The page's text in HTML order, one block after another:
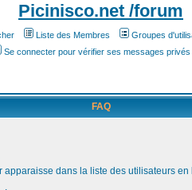
Picinisco.net /forum
Liste des Membres Groupes
Se connecter pour vérifier ses messages privés
FAQ
dans la liste des utilisateurs en